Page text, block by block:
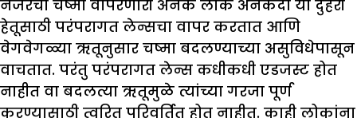
नजेरचा चष्मा वापरणारी अनेक लोक अनेकदा या दुहेरी
हेतूसाठी परंपरागत लेन्सचा वापर करतात आणि
वेगवेगळ्या ऋतूनुसार चष्मा बदलण्याच्या असुविधेपासून
वाचतात. परंतु परंपरागत लेन्स कधीकधी एडजस्ट होत
नाहीत वा बदलत्या ऋतूमुळे त्यांच्या गरजा पूर्ण
करण्यासाठी त्वरित परिवर्तित होत नाहीत. काही लोकांना